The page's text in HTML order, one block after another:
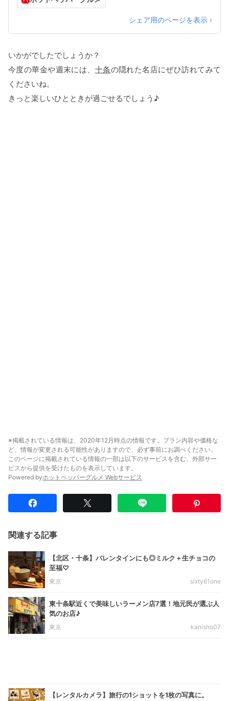
シェア用のページを表示 ›
いかがでしたでしょうか？
今度の華金や週末には、 十条の隠れた名店にぜひ訪れてみて
くださいね。
きっと楽しいひとときが過ごせるでしょう♪
※掲載されている情報は、2020年12月時点の情報です。プラン内容や価格な
ど、情報が変更される可能性がありますので、必ず事前にお調べください。
このページに掲載されている情報の一部は以下のサービスを含む、外部サー
ビスから提供を受けたものを表示しています。
Powered byホットペッパーグルメ Webサービス
関連する記事
【北区・十条】バレンタインにも◎ミルク＋生チョコの
至福♡
東京 sixty61one
東十条駅近くで美味しいラーメン店7選！地元民が選ぶ人
気のお店♪
東京 kanisho07
【レンタルカメラ】旅行の1ショットを1枚の写真に。